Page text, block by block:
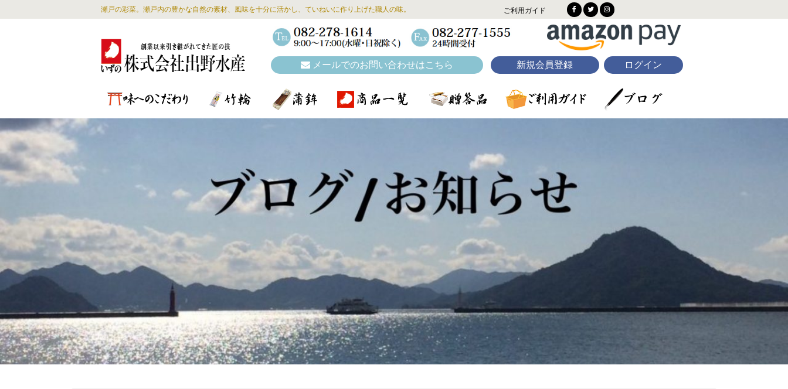
瀬戸の彩菜。瀬戸内の豊かな自然の素材、風味を十分に活かし、ていねいに作り上げた職人の味。 ご利用ガイド
メールでのお問い合わせはこちら 新規会員登録 ログイン